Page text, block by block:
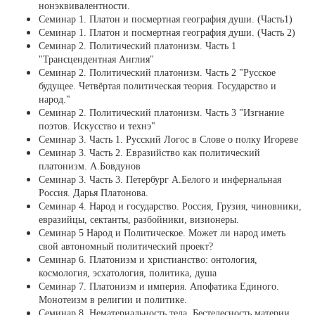
нонэквивалентности.
Семинар 1. Платон и посмертная география души. (Часть1)
Семинар 1. Платон и посмертная география души. (Часть 2)
Семинар 2. Политический платонизм. Часть 1
"Трансцендентная Англия"
Семинар 2. Политический платонизм. Часть 2 "Русское
будущее. Четвёртая политическая теория. Государство и
народ."
Семинар 2. Политический платонизм. Часть 3 "Изгнание
поэтов. Искусство и технэ"
Семинар 3. Часть 1. Русский Логос в Слове о полку Игореве
Семинар 3. Часть 2. Евразийство как политический
платонизм. А.Бовдунов
Семинар 3. Часть 3. Петербург А.Белого и инфернальная
Россия. Дарья Платонова.
Семинар 4. Народ и государство. Россия, Грузия, чиновники,
евразийцы, сектанты, разбойники, визионеры.
Семинар 5 Народ и Политическое. Может ли народ иметь
свой автономный политический проект?
Семинар 6. Платонизм и христианство: онтология,
космология, эсхатология, политика, душа
Семинар 7. Платонизм и империя. Апофатика Единого.
Монотеизм в религии и политике.